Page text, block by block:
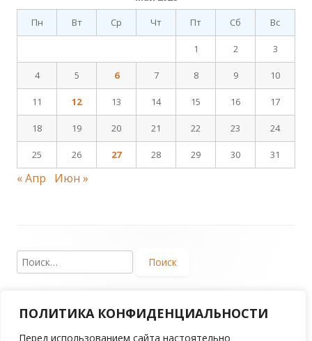
ПОЛИТИКА КОНФИДЕНЦИАЛЬНОСТИ
Перед использованием сайта настоятельно
Пн
Вт Ср Чт Пт Сб Вс
1 2 3
4 5 6 7 8 9 10
11 12 13 14 15 16 17
18 19 20 21 22 23 24
25 26 27 28 29 30 31
« Апр Июн »
Content
Найти:
Copyright 2017. Региональная общественная